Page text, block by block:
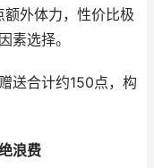
外体力，性价比极
素选择。
合计约150点，构
浪费